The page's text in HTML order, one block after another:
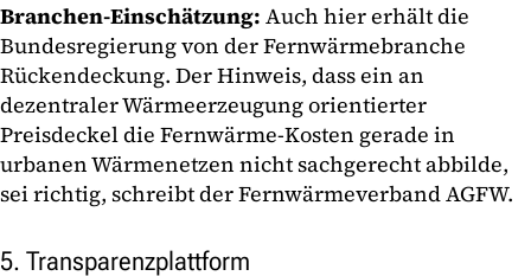
Branchen-Einschätzung: Auch hier erhält die
Bundesregierung von der Fernwärmebranche
Rückendeckung. Der Hinweis, dass ein an
dezentraler Wärmeerzeugung orientierter
Preisdeckel die Fernwärme-Kosten gerade in
urbanen Wärmenetzen nicht sachgerecht abbilde,
sei richtig, schreibt der Fernwärmeverband AGFW.
5. Transparenzplattform